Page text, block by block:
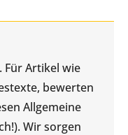
Für Artikel wie
bewerten
Allgemeine
Wir sorgen